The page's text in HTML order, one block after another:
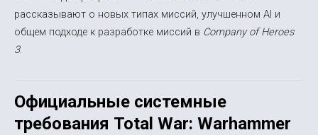
рассказывают о новых типах миссий, улучшенном AI и
общем подходе к разработке миссий в Company of Heroes
3.
Официальные системные
требования Total War: Warhammer